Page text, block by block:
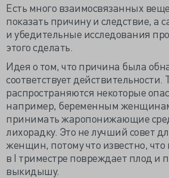
Есть много взаимосвязанных
показать причину и следствие,
и убедительные исследования
этого сделать.
Идея о том, что причина была
соответствует действительности.
распространяются некоторые
например, беременным
принимать жаропонижающие
лихорадку. Это не лучший совет
женщин, потому что известно,
в I триместре повреждает плод и
выкидышу.